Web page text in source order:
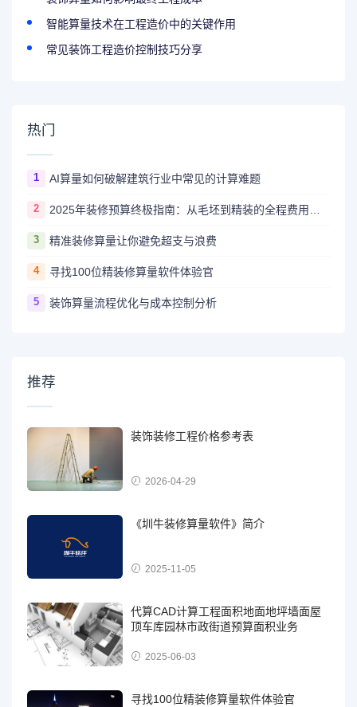
智能算量技术在工程造价中的关键作用
常见装饰工程造价控制技巧分享
热门
1 AI算量如何破解建筑行业中常见的计算难题
2
3 精准装修算量让你避免超支与浪费
4 寻找100位精装修算量软件体验官
5 装饰算量流程优化与成本控制分析
推荐
装饰装修工程价格参考表
2026-04-29
《圳牛装修算量软件》简介
2025-11-05
代算CAD计算工程面积地面地坪墙面屋
顶车库园林市政街道预算面积业务
2025-06-03
寻找100位精装修算量软件体验官